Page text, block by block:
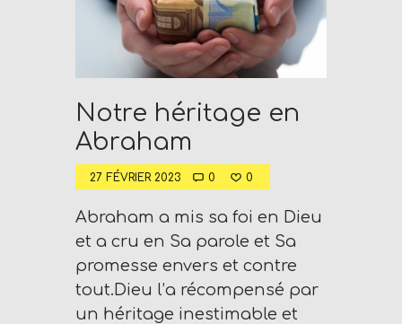
Notre héritage en
Abraham
27 FÉVRIER 2023 0 0
Abraham a mis sa foi en Dieu
et a cru en Sa parole et Sa
promesse envers et contre
tout.Dieu l’a récompensé par
un héritage inestimable et